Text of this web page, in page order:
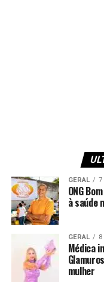
GERAL 7
ONG
à saúde
GERAL 8
Médica
mulher